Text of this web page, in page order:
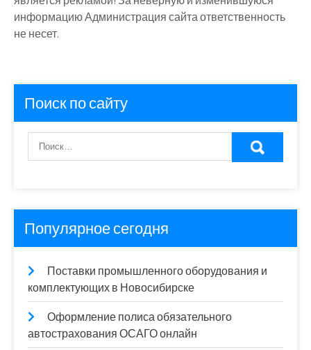
информацию Администрация сайта ответственность
не несет.
Поиск по сайту
Популярное сегодня
Поставки промышленного оборудования и
комплектующих в Новосибирске
Оформление полиса обязательного
автострахования ОСАГО онлайн